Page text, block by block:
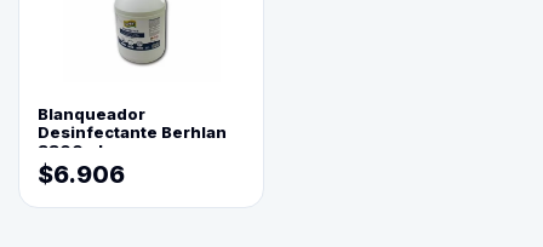
Blanqueador
Desinfectante Berhlan
3800ml
$6.906